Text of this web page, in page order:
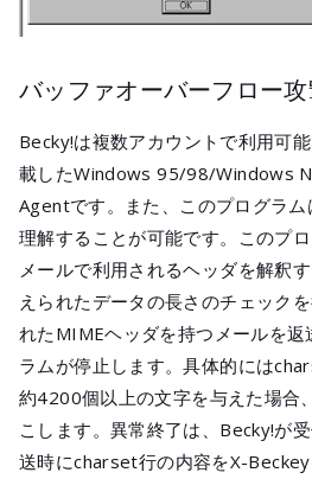
バッファオーバーフロー
Becky!は複数アカウントで利用可
載したWindows 95/98/Windows
Agentです。また、このプログラ
理解することが可能です。このプ
メールで利用されるヘッダを解釈
えられたデータの長さのチェック
れたMIMEヘッダを持つメールを
ラムが停止します。具体的には
約4200個以上の文字を与えた場合
こします。異常終了は、Becky!が
送時にcharset行の内容をX-